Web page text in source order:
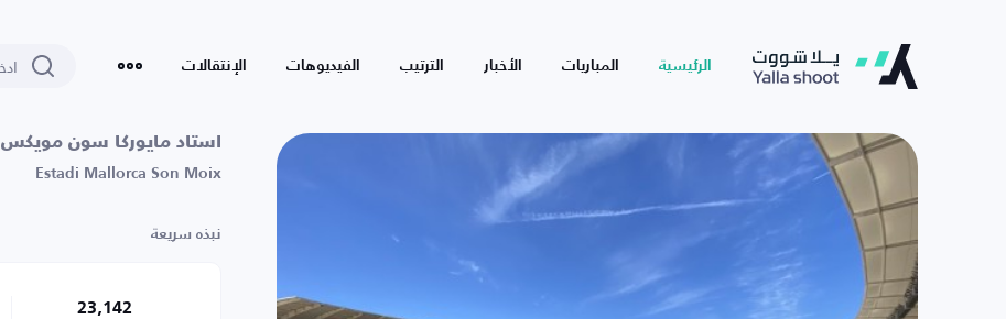
الرئيسية المباريات الأخبار الترتيب الفيديوهات الإنتقالات
استاد مايوركا سون مويكس
Estadi Mallorca Son Moix
نبذه سريعة
23,142